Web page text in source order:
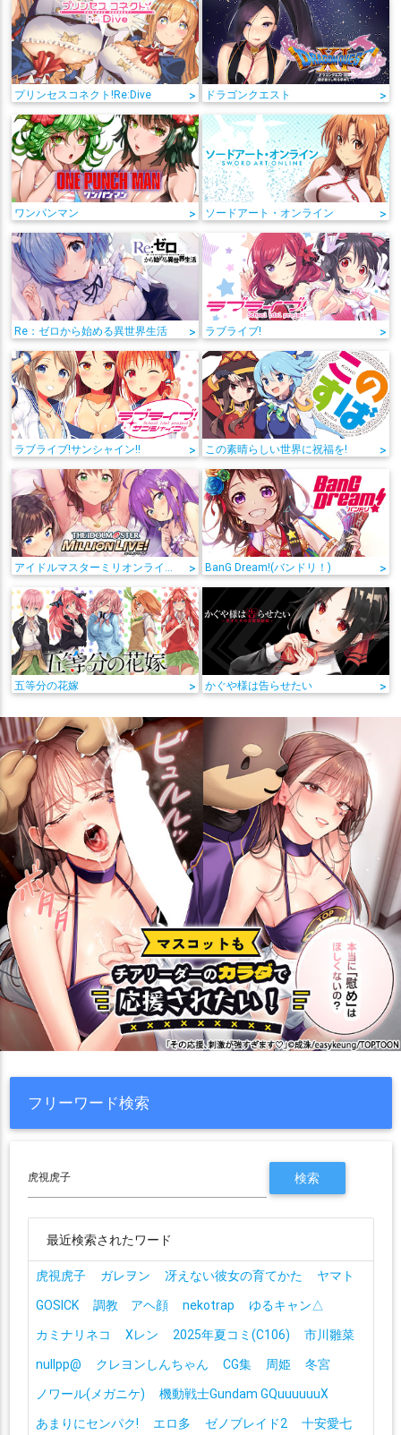
プリンセスコネクト!Re:Dive > ドラゴンクエスト >
ワンパンマン > ソードアート・オンライン >
Re：ゼロから始める異世界生活 > ラブライブ! >
ラブライブ!サンシャイン!! > この素晴らしい世界に祝福を! >
アイドルマスターミリオンライブ! > BanG Dream!(バンドリ！) >
五等分の花嫁 > かぐや様は告らせたい >
フリーワード検索
最近検索されたワード
虎視虎子 ガレヲン 冴えない彼女の育てかた
ヤマト
GOSICK
調教 アヘ顔 nekotrap
ゆるキャン△
カミナリネコ
Xレン 2025年夏コミ(C106)
市川雛菜
nullpp@
クレヨンしんちゃん CG集 周姫
冬宮
ノワール(メガニケ)
機動戦士Gundam GQuuuuuuX
あまりにセンパク!
エロ多 ゼノブレイド2
十安愛七